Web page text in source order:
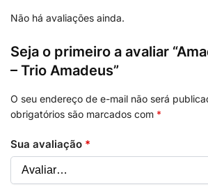
Não há avaliações ainda.
Seja o primeiro a avaliar
– Trio Amadeus”
O seu endereço de e-mail não será
obrigatórios são marcados com *
Sua avaliação *